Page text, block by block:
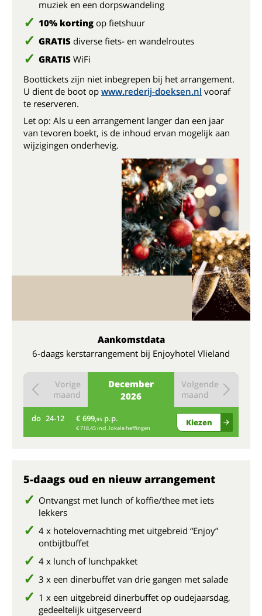
muziek en een dorpswandeling
10% korting op fietshuur
GRATIS diverse fiets- en wandelroutes
GRATIS WiFi
Boottickets zijn niet inbegrepen bij het arrangement.
U dient de boot op www.rederij-doeksen.nl vooraf
te reserveren.
Let op: Als u een arrangement langer dan een jaar
van tevoren boekt, is de inhoud ervan mogelijk aan
wijzigingen onderhevig.
Aankomstdata
6-daags kerstarrangement bij Enjoyhotel Vlieland
December
2026
Vorige
maand
Volgende
maand
do 24-12 € 699,95 p.p.
€ 718,45 incl. lokale heffingen
Kiezen
5-daags oud en nieuw arrangement
Ontvangst met lunch of koffie/thee met iets
lekkers
4 x hotelovernachting met uitgebreid “Enjoy”
ontbijtbuffet
4 x lunch of lunchpakket
3 x een dinerbuffet van drie gangen met salade
1 x een uitgebreid dinerbuffet op oudejaarsdag,
gedeeltelijk uitgeserveerd